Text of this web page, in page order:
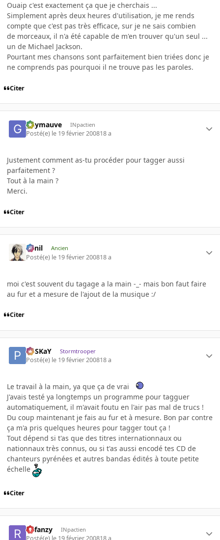
Ouaip c'est exactement ça que je cherchais ...
Simplement après deux heures d'utilisation, je me rends
compte que c'est pas très efficace, sur je ne sais combien
de morceaux, il n'a été capable de m'en trouver qu'un seul ...
un de Michael Jackson.
Pourtant mes chansons sont parfaitement bien triées donc je
ne comprends pas pourquoi il ne trouve pas les paroles.
Citer
guymauve INpactien
Posté(e) le 19 février 200818 a
Justement comment as-tu procéder pour tagger aussi
parfaitement ?
Tout à la main ?
Merci.
Citer
luinil Ancien
Posté(e) le 19 février 200818 a
moi c'est souvent du tagage a la main -_- mais bon faut faire
au fur et a mesure de l'ajout de la musique :/
Citer
PoSKaY Stormtrooper
Posté(e) le 19 février 200818 a
Le travail à la main, ya que ça de vrai
J'avais testé ya longtemps un programme pour tagguer
automatiquement, il m'avait foutu en l'air pas mal de trucs !
Du coup maintenant je fais au fur et à mesure. Bon par contre
ça m'a pris quelques heures pour tagger tout ça !
Tout dépend si t'as que des titres internationnaux ou
nationnaux très connus, ou si t'as aussi encodé tes CD de
chanteurs pyrénées et autres bandas édités à toute petite
échelle
Citer
Refanzy INpactien
Posté(e) le 19 février 200818 a